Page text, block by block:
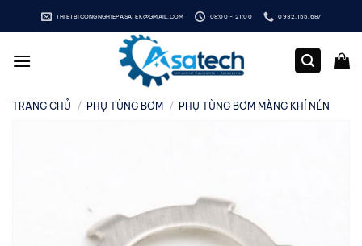
qua
dung
THIETBICONGNGHIEPASATEK@GMAIL.COM 08:00 - 21:00 0932.155.687
TRANG CHỦ / PHỤ TÙNG BƠM / PHỤ TÙNG BƠM MÀNG KHÍ NÉN